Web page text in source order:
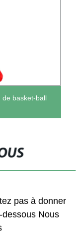
basket-ball
pas à donner
Nous